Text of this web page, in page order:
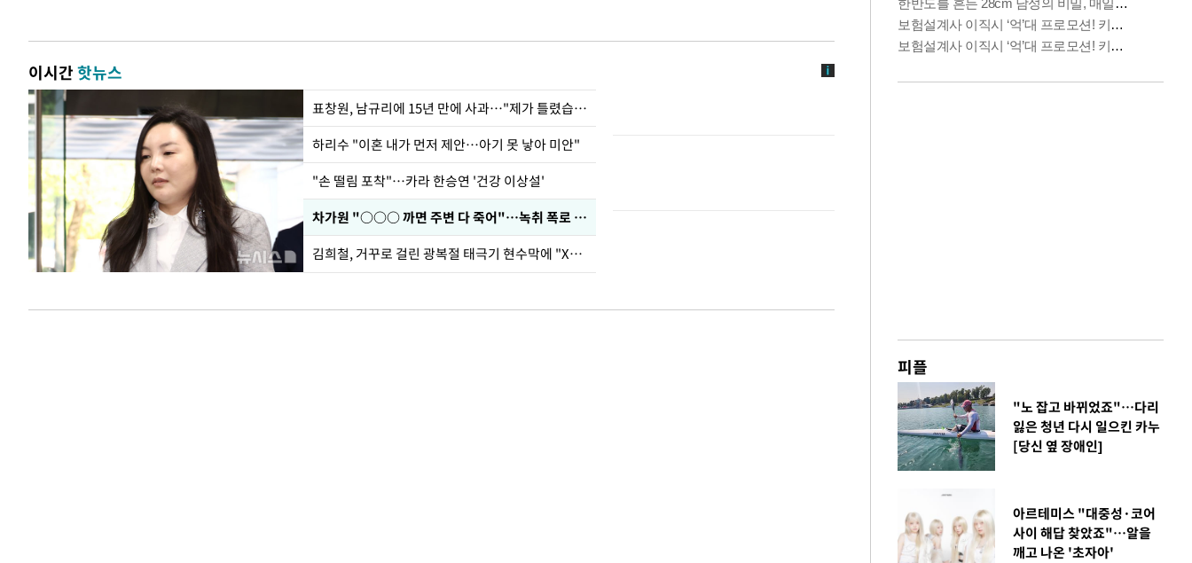
이시간핫뉴스
표창원, 남규리에 15년 만에 사과…"제가 틀렸습니다"
하리수 "이혼 내가 먼저 제안…아기 못 낳아 미안"
"손 떨림 포착"…카라 한승연 '건강 이상설'
차가원 "○○○ 까면 주변 다 죽어"…녹취 폭로 파장
김희철, 거꾸로 걸린 광복절 태극기 현수막에 "X돌았네"
피플
"노 잡고 바뀌었죠"…다리
잃은 청년 다시 일으킨 카누
[당신 옆 장애인]
아르테미스 "대중성·코어
사이 해답 찾았죠"…알을
깨고 나온 '초자아'